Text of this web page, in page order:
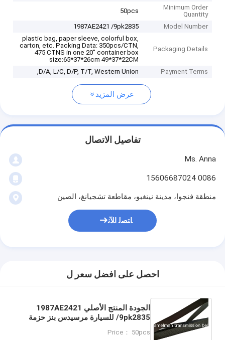
Minimum Order
Quantity
50pcs
Model Number
1987AE2421 /9pk2835
Packaging Details
plastic bag, paper sleeve, colorful box,
carton, etc. Packing Data: 350pcs/CTN,
475 CTNS in one 20'' container box
size:65*37*26cm 49*37*22CM
Payment Terms
D/A, L/C, D/P, T/T, Western Union,
عرض المزيد
تفاصيل الاتصال
Ms. Anna
0086 15606687024
منطقة فنجوا، مدينة نينغبو، مقاطعة تشجيانغ، الصين
ﺎﺘﺼﻟ ﺍﻶﻧ
احصل على افضل سعر ل
الجودة المنتج الأصلي 1987AE2421
/9pk2835 للسيارة مرسيدس بنز حزمة
حزمة راميلمان حزمة pk
Price： 50pcs